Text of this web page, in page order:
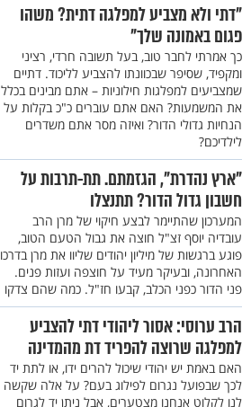
"דתי ולא מצביע למפלגה דתית? משהו
פגום באמונה שלך"
כך אמרתי לחבר טוב, בעל תשובה חרדי, רציני
ומקפיד, שסיפר שבכוונתו להצביע לליכוד. דתיים
שמצביעים למפלגות חילוניות – אתם מבינים בכלל
את המשמעות? האם אתם עוברים כ"כ בקלות על
הנחיות גדולי הדור? ואיזה מסר אתם משדרים
לילדיכם?
"ארץ נהדרת", הגזמתם. תת-תרבות על
חשבון גדול הדור? תתנצלו
המערכון שהתיימר לבצע חיקוי של מרן הרב
עובדיה יוסף זצ"ל חוצה את גבול הטעם הטוב,
פוגע ברגשות של מיליון יהודים שליוו את מרן בדרכו
האחרונה, ובעיקר מעיד על חוצפה ועזות פנים.
פני הדור כפני הכלב, קבעו חז"ל. כמה שהם צדקו
הרב ערוסי: אסור ליהודי דתי להצביע
למפלגה שרוצה להפריד דת מהמדינה
האם באמת יש יהודי שיכול להרים ידו, או לתת יד
לכך שבפועל נגרום לפילוג בעם? על אלה שקשה
לנו לקלוט אנחנו מצטערים, אבל ניתן יד לגרום